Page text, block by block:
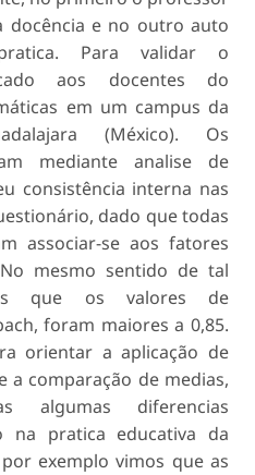
docência e no outro auto
Para validar o
aos docentes do
em um campus da
(México). Os
mediante analise de
consistência interna nas
dado que todas
associar-se aos fatores
mesmo sentido de tal
que os valores de
foram maiores a 0,85.
orientar a aplicação de
a comparação de medias,
algumas diferencias
na pratica educativa da
exemplo vimos que as